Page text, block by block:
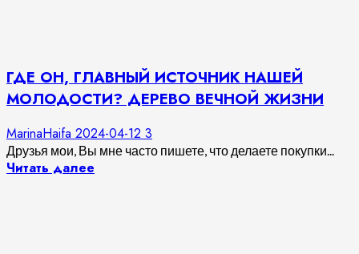
ГДЕ ОН, ГЛАВНЫЙ ИСТОЧНИК НАШЕЙ
МОЛОДОСТИ? ДЕРЕВО ВЕЧНОЙ ЖИЗНИ
MarinaHaifa 2024-04-12 3
Друзья мои, Вы мне часто пишете, что делаете покупки...
Читать далее